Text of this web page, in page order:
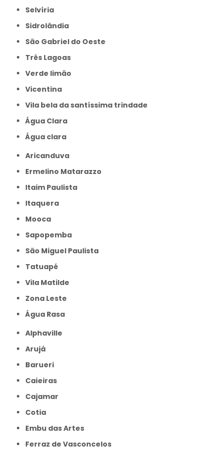
Selvíria
Sidrolândia
São Gabriel do Oeste
Três Lagoas
Verde limão
Vicentina
Vila bela da santíssima trindade
Água Clara
Água clara
Aricanduva
Ermelino Matarazzo
Itaim Paulista
Itaquera
Mooca
Sapopemba
São Miguel Paulista
Tatuapé
Vila Matilde
Zona Leste
Água Rasa
Alphaville
Arujá
Barueri
Caieiras
Cajamar
Cotia
Embu das Artes
Ferraz de Vasconcelos